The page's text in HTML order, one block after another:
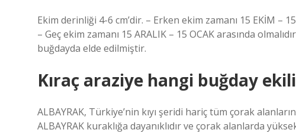
Ekim derinliği 4-6 cm’dir. – Erken ekim zamanı 15 EKİM –
– Geç ekim zamanı 15 ARALIK – 15 OCAK arasında
buğdayda elde edilmiştir.
Kıraç araziye hangi buğday
ALBAYRAK, Türkiye’nin kıyı şeridi hariç tüm çorak
ALBAYRAK kuraklığa dayanıklıdır ve çorak alanlarda